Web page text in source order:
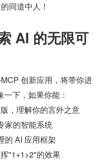
同道中人！
AI 的无限可
创新应用，将带你进
下，如果你能：
，理解你的言外之意
家的智能系统
的 AI 应用框架
"1+1>2"的效果